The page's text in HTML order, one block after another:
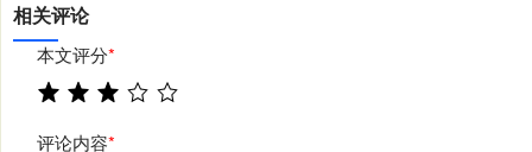
相关评论
本文评分*
评论内容*